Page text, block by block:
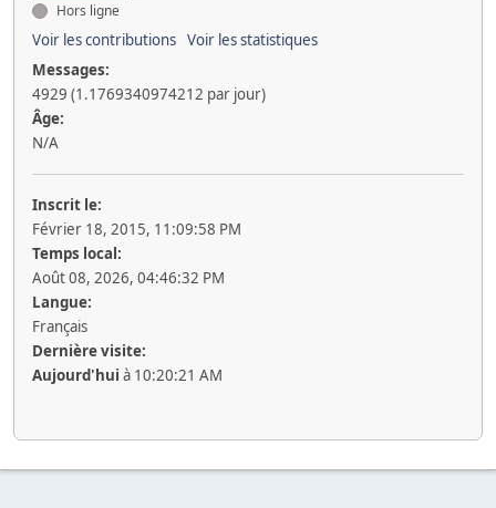
Hors ligne
Voir les contributions Voir les statistiques
Messages:
4929 (1.1769340974212 par jour)
Âge:
N/A
Inscrit le:
Février 18, 2015, 11:09:58 PM
Temps local:
Août 08, 2026, 04:46:32 PM
Langue:
Français
Dernière visite:
Aujourd'hui à 10:20:21 AM